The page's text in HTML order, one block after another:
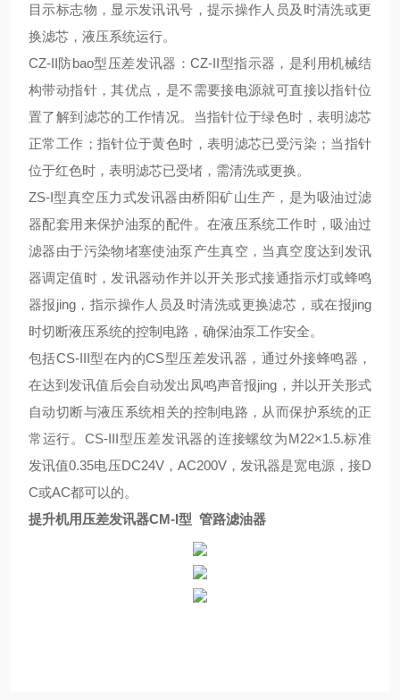
目示标志物，显示发讯讯号，提示操作人员及时清洗或更
换滤芯，液压系统运行。
CZ-II防bao型压差发讯器：CZ-II型指示器，是利用机械结
构带动指针，其优点，是不需要接电源就可直接以指针位
置了解到滤芯的工作情况。当指针位于绿色时，表明滤芯
正常工作；指针位于黄色时，表明滤芯已受污染；当指针
位于红色时，表明滤芯已受堵，需清洗或更换。
ZS-I型真空压力式发讯器由桥阳矿山生产，是为吸油过滤
器配套用来保护油泵的配件。在液压系统工作时，吸油过
滤器由于污染物堵塞使油泵产生真空，当真空度达到发讯
器调定值时，发讯器动作并以开关形式接通指示灯或蜂鸣
器报jing，指示操作人员及时清洗或更换滤芯，或在报jing
时切断液压系统的控制电路，确保油泵工作安全。
包括CS-III型在内的CS型压差发讯器，通过外接蜂鸣器，
在达到发讯值后会自动发出凤鸣声音报jing ，并以开关形式
自动切断与液压系统相关的控制电路，从而保护系统的正
常运行。 CS-III型压差发讯器的连接螺纹为M22×1.5.标准
发讯值0.35电压DC24V，AC200V，发讯器是宽电源，接D
C或AC都可以的。
提升机用压差发讯器CM-I型 管路滤油器